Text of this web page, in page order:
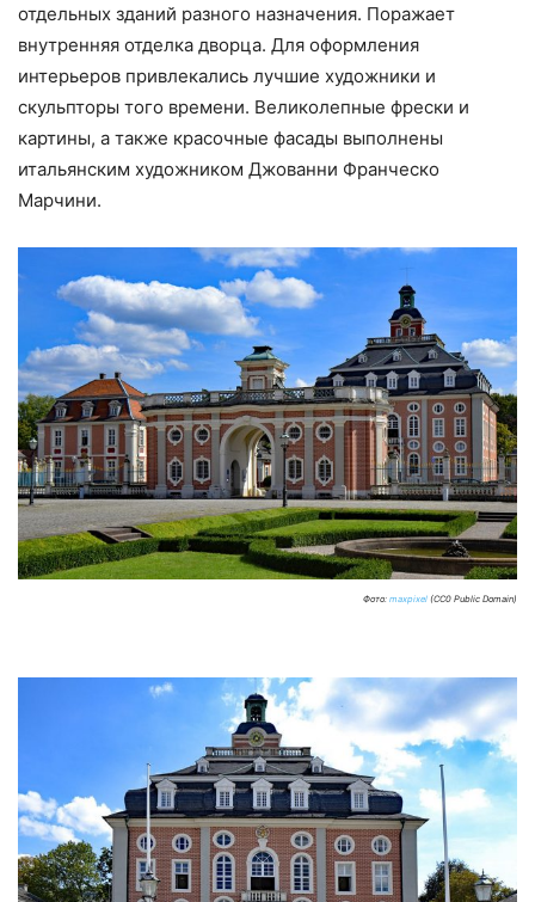
отдельных зданий разного назначения. Поражает
внутренняя отделка дворца. Для оформления
интерьеров привлекались лучшие художники и
скульпторы того времени. Великолепные фрески и
картины, а также красочные фасады выполнены
итальянским художником Джованни Франческо
Марчини.
Фото: maxpixel (CC0 Public Domain)